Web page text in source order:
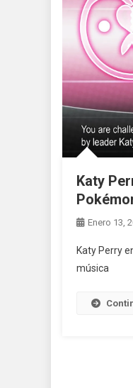
Katy
Enero 13,
Katy Perry
música